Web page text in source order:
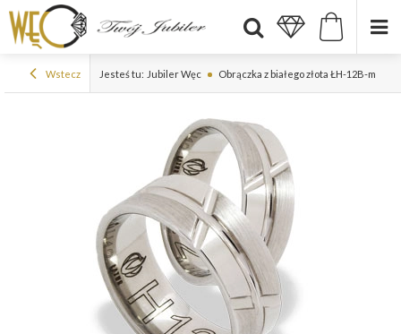
Wstecz Jesteś tu: Jubiler Węc Obrączka z białego złota ŁH-12B-m